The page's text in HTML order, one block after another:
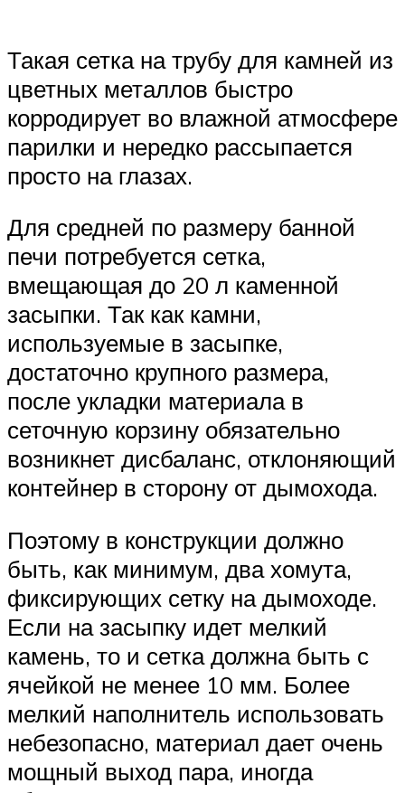
Такая сетка на трубу для камней из
цветных металлов быстро
корродирует во влажной атмосфере
парилки и нередко рассыпается
просто на глазах.
Для средней по размеру банной
печи потребуется сетка,
вмещающая до 20 л каменной
засыпки. Так как камни,
используемые в засыпке,
достаточно крупного размера,
после укладки материала в
сеточную корзину обязательно
возникнет дисбаланс, отклоняющий
контейнер в сторону от дымохода.
Поэтому в конструкции должно
быть, как минимум, два хомута,
фиксирующих сетку на дымоходе.
Если на засыпку идет мелкий
камень, то и сетка должна быть с
ячейкой не менее 10 мм. Более
мелкий наполнитель использовать
небезопасно, материал дает очень
мощный выход пара, иногда